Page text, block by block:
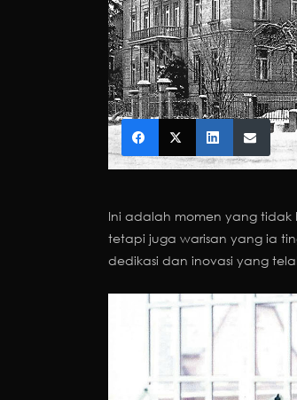
Ini adalah momen yang
tetapi juga warisan yang ia
dedikasi dan inovasi yang